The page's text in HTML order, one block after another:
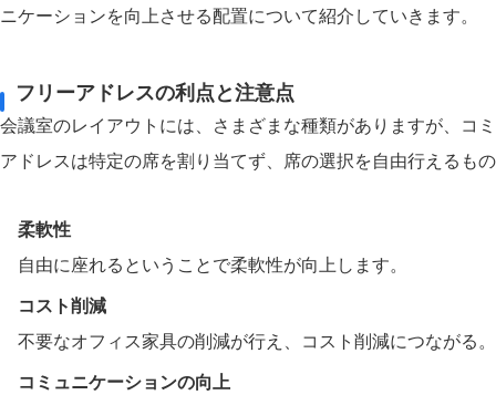
ニケーションを向上させる配置について紹介していきます。
フリーアドレスの利点と注意点
会議室のレイアウトには、さまざまな種類がありますが、コ
アドレスは特定の席を割り当てず、席の選択を自由行えるも
柔軟性
自由に座れるということで柔軟性が向上します。
コスト削減
不要なオフィス家具の削減が行え、コスト削減につながる。
コミュニケーションの向上